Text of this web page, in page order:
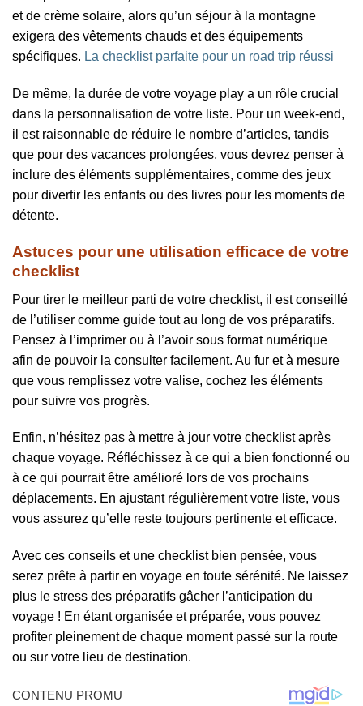
et de crème solaire, alors qu’un séjour à la montagne
exigera des vêtements chauds et des équipements
spécifiques. La checklist parfaite pour un road trip réussi
De même, la durée de votre voyage play a un rôle crucial
dans la personnalisation de votre liste. Pour un week-end,
il est raisonnable de réduire le nombre d’articles, tandis
que pour des vacances prolongées, vous devrez penser à
inclure des éléments supplémentaires, comme des jeux
pour divertir les enfants ou des livres pour les moments de
détente.
Astuces pour une utilisation efficace de votre
checklist
Pour tirer le meilleur parti de votre checklist, il est conseillé
de l’utiliser comme guide tout au long de vos préparatifs.
Pensez à l’imprimer ou à l’avoir sous format numérique
afin de pouvoir la consulter facilement. Au fur et à mesure
que vous remplissez votre valise, cochez les éléments
pour suivre vos progrès.
Enfin, n’hésitez pas à mettre à jour votre checklist après
chaque voyage. Réfléchissez à ce qui a bien fonctionné ou
à ce qui pourrait être amélioré lors de vos prochains
déplacements. En ajustant régulièrement votre liste, vous
vous assurez qu’elle reste toujours pertinente et efficace.
Avec ces conseils et une checklist bien pensée, vous
serez prête à partir en voyage en toute sérénité. Ne laissez
plus le stress des préparatifs gâcher l’anticipation du
voyage ! En étant organisée et préparée, vous pouvez
profiter pleinement de chaque moment passé sur la route
ou sur votre lieu de destination.